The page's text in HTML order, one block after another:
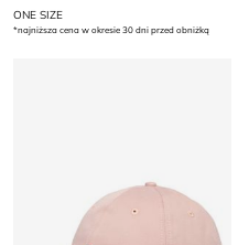
ONE SIZE
*najniższa cena w okresie 30 dni przed obniżką